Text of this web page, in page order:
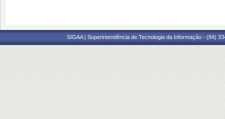
SIGAA | Superintendência de Tecnologia da Informação - (84)